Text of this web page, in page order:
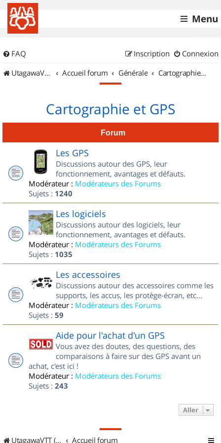
Menu
FAQ Connexion
Inscription
UtagawaVTT (Randos VTT et VTTAE avec traces GPS)
Accueil forum Générale Cartographie et GPS
Cartographie et GPS
Forum
Les GPS
Discussions autour des GPS, leur
fonctionnement, avantages et défauts.
Modérateur : Modérateurs des Forums
Sujets : 1240
Les logiciels
Discussions autour des logiciels, leur
fonctionnement, avantages et défauts.
Modérateur : Modérateurs des Forums
Sujets : 1035
Les accessoires
Discussions autour des accessoires comme les
supports, les accus, les protège-écran, etc...
Modérateur : Modérateurs des Forums
Sujets : 59
Aide pour l'achat d'un GPS
Vous avez des doutes, des questions, des
comparaisons à faire sur des GPS avant un
achat, c'est ici !
Modérateur : Modérateurs des Forums
Sujets : 243
Aller
UtagawaVTT (Randos VTT et VTTAE avec traces GPS) Accueil forum